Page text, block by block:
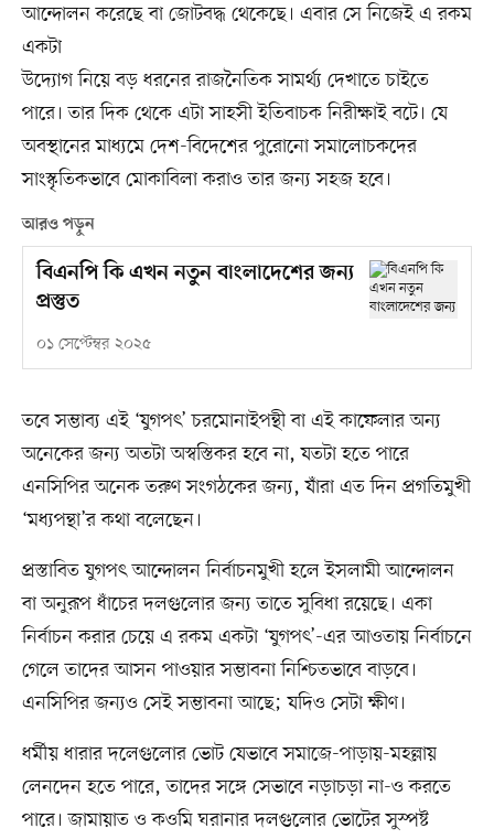
আন্দোলন করেছে বা জোটবদ্ধ থেকেছে। এবার সে নিজেই এ রকম
একটা
উদ্যোগ নিয়ে বড় ধরনের রাজনৈতিক সামর্থ্য দেখাতে চাইতে
পারে। তার দিক থেকে এটা সাহসী ইতিবাচক নিরীক্ষাই বটে। যে
অবস্থানের মাধ্যমে দেশ-বিদেশের পুরোনো সমালোচকদের
সাংস্কৃতিকভাবে মোকাবিলা করাও তার জন্য সহজ হবে।
আরও পড়ুন
বিএনপি কি এখন নতুন বাংলাদেশের জন্য
প্রস্তুত
০১ সেপ্টেম্বর ২০২৫
তবে সম্ভাব্য এই ‘যুগপৎ’ চরমোনাইপন্থী বা এই কাফেলার অন্য
অনেকের জন্য অতটা অস্বস্তিকর হবে না, যতটা হতে পারে
এনসিপির অনেক তরুণ সংগঠকের জন্য, যাঁরা এত দিন প্রগতিমুখী
‘মধ্যপন্থা’র কথা বলেছেন।
প্রস্তাবিত যুগপৎ আন্দোলন নির্বাচনমুখী হলে ইসলামী আন্দোলন
বা অনুরূপ ধাঁচের দলগুলোর জন্য তাতে সুবিধা রয়েছে। একা
নির্বাচন করার চেয়ে এ রকম একটা ‘যুগপৎ’-এর আওতায় নির্বাচনে
গেলে তাদের আসন পাওয়ার সম্ভাবনা নিশ্চিতভাবে বাড়বে।
এনসিপির জন্যও সেই সম্ভাবনা আছে; যদিও সেটা ক্ষীণ।
ধর্মীয় ধারার দলেগুলোর ভোট যেভাবে সমাজে-পাড়ায়-মহল্লায়
লেনদেন হতে পারে, তাদের সঙ্গে সেভাবে নড়াচড়া না-ও করতে
পারে। জামায়াত ও কওমি ঘরানার দলগুলোর ভোটের সুস্পষ্ট